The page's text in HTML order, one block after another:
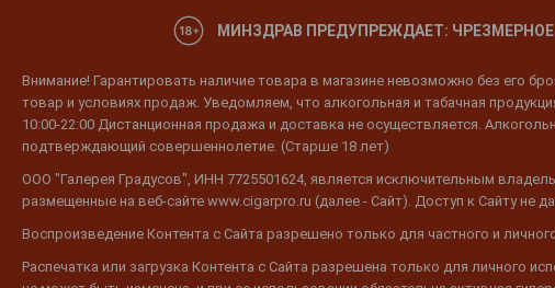
МИНЗДРАВ ПРЕДУПРЕЖДАЕТ:
Внимание! Гарантировать наличие товара в магазине невозможно без его
товар и условиях продаж. Уведомляем, что алкогольная и табачная
10:00-22:00 Дистанционная продажа и доставка не осуществляется.
подтверждающий совершеннолетие. (Старше 18 лет)
ООО "Галерея Градусов", ИНН 7725501624, является исключительным
размещенные на веб-сайте www.cigarpro.ru (далее - Сайт). Доступ к Сайту не
Воспроизведение Контента с Сайта разрешено только для частного и
Распечатка или загрузка Контента с Сайта разрешена только для личного